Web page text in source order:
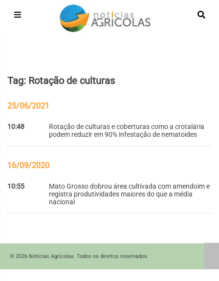
Tag: Rotação de culturas
25/06/2021
10:48
Rotação de culturas e coberturas como a crotalária
podem reduzir em 90% infestação de nematoides
16/09/2020
10:55
Mato Grosso dobrou área cultivada com amendoim e
registra produtividades maiores do que a média
nacional
© 2026 Notícias Agrícolas. Todos os direitos reservados.